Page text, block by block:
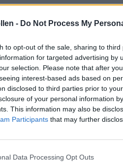
- Do Not Process My
to opt-out of the sale, sharing to
for targeted advertising by
selection. Please note that after
interest-based ads based on
disclosed to third parties prior to
of your personal information
This information may also be
Participants that may further
Data Processing Opt Outs
粉シーズンが年々早まり、
空中花粉量が2倍になる可
、舗装された路面に落ちた
花粉飛散パタ
飛散する種類が異なります